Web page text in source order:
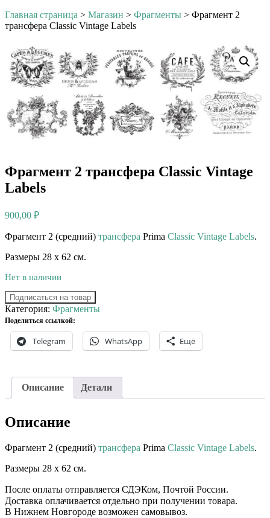
Главная страница > Магазин > Фрагменты > Фрагмент 2
трансфера Classic Vintage Labels
Фрагмент 2 трансфера Classic Vintage
Labels
900,00 ₽
Фрагмент 2 (средний) трансфера Prima Classic Vintage Labels.
Размеры 28 х 62 см.
Нет в наличии
Подписаться на товар
Категория: Фрагменты
Поделиться ссылкой:
Telegram WhatsApp Ещё
Описание Детали
Описание
Фрагмент 2 (средний) трансфера Prima Classic Vintage Labels.
Размеры 28 х 62 см.
После оплаты отправляется СДЭКом, Почтой России. ⠀⠀
Доставка оплачивается отдельно при получении товара. ⠀⠀
В Нижнем Новгороде возможен самовывоз.